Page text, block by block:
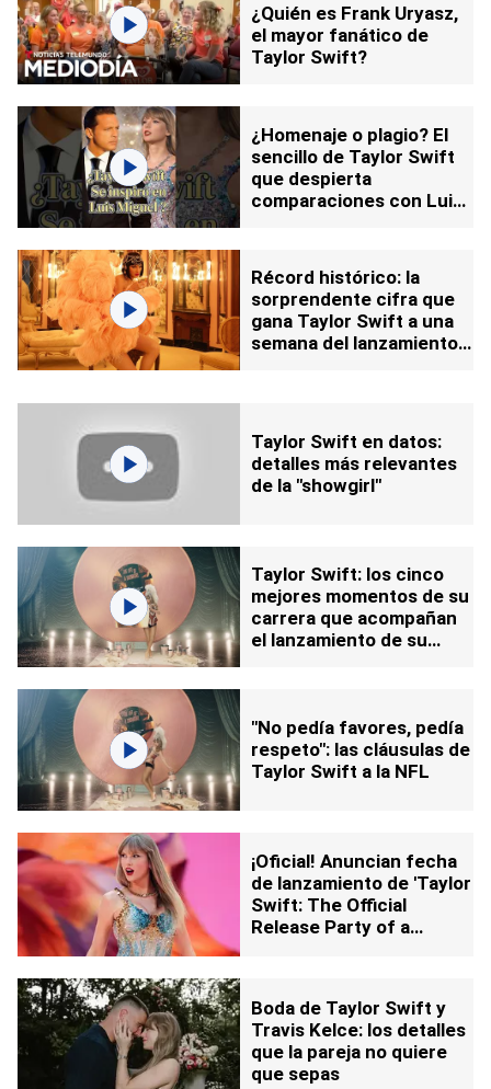
¿Quién es Frank Uryasz,
el mayor fanático de
Taylor Swift?
¿Homenaje o plagio? El
sencillo de Taylor Swift
que despierta
comparaciones con Luis
Récord histórico: la
sorprendente cifra que
gana Taylor Swift a una
semana del lanzamiento
Taylor Swift en datos:
detalles más relevantes
de la "showgirl"
Taylor Swift: los cinco
mejores momentos de su
carrera que acompañan
el lanzamiento de su
"No pedía favores, pedía
respeto": las cláusulas de
Taylor Swift a la NFL
¡Oficial! Anuncian fecha
de lanzamiento de 'Taylor
Swift: The Official
Release Party of a
Boda de Taylor Swift y
Travis Kelce: los detalles
que la pareja no quiere
que sepas